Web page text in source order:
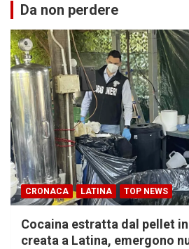
Da non perdere
CRONACA LATINA TOP NEWS
Cocaina estratta dal pellet
creata a Latina, emergono